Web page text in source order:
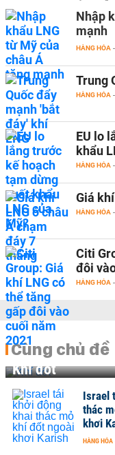
Nhập
mạnh
HÀNG HÓA -
Trung
HÀNG HÓA -
EU lo
khẩu
HÀNG HÓA -
Giá
HÀNG HÓA -
Citi
đôi
HÀNG HÓA -
Cùng chủ đề
Khí đốt
Israel
thác
khơi
HÀNG HÓA